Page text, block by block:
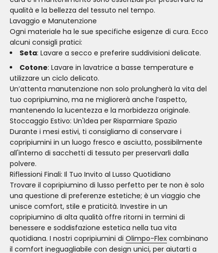
qualità e la bellezza del tessuto nel tempo.
Lavaggio e Manutenzione
Ogni materiale ha le sue specifiche esigenze di cura. Ecco
alcuni consigli pratici:
Seta: Lavare a secco e preferire suddivisioni delicate.
Cotone: Lavare in lavatrice a basse temperature e
utilizzare un ciclo delicato.
Un’attenta manutenzione non solo prolungherà la vita del
tuo copripiumino, ma ne migliorerà anche l’aspetto,
mantenendo la lucentezza e la morbidezza originale.
Stoccaggio Estivo: Un'Idea per Risparmiare Spazio
Durante i mesi estivi, ti consigliamo di conservare i
copripiumini in un luogo fresco e asciutto, possibilmente
all'interno di sacchetti di tessuto per preservarli dalla
polvere.
Riflessioni Finali: Il Tuo Invito al Lusso Quotidiano
Trovare il copripiumino di lusso perfetto per te non è solo
una questione di preferenze estetiche; è un viaggio che
unisce comfort, stile e praticità. Investire in un
copripiumino di alta qualità offre ritorni in termini di
benessere e soddisfazione estetica nella tua vita
quotidiana. I nostri copripiumini di Olimpo-Flex combinano
il comfort ineguagliabile con design unici, per aiutarti a